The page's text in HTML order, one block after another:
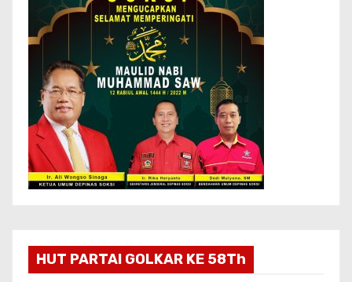
HUT PARTAI GOLKAR KE 58Th